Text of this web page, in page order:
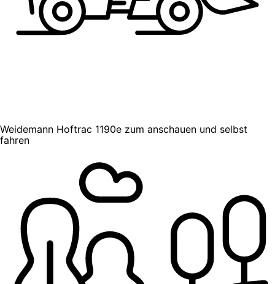
Weidemann Hoftrac 1190e zum anschauen und selbst
fahren